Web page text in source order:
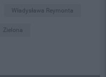
Władysława Reymonta
Zielona